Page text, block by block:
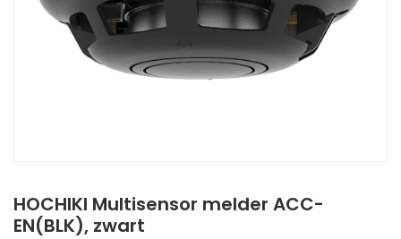
HOCHIKI Multisensor melder ACC-
EN(BLK), zwart